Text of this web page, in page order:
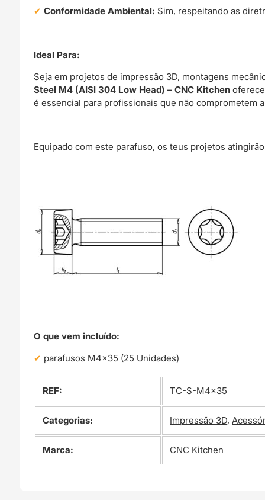
Conformidade Ambiental: Sim, respeitando as
Ideal Para:
Seja em projetos de impressão 3D, montagens
Steel M4 (AISI 304 Low Head) – CNC Kitchen
é essencial para profissionais que não comprometem
Equipado com este parafuso, os teus projetos
O que vem incluído:
parafusos M4x35 (25 Unidades)
REF: TC-S-M4x35
Categorias: Impressão 3D,
Marca: CNC Kitchen